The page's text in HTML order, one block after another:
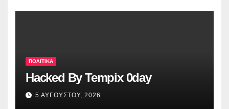
ΠΟΛΙΤΙΚΑ
Hacked By Tempix 0day
5 ΑΥΓΟΥΣΤΟΥ, 2026